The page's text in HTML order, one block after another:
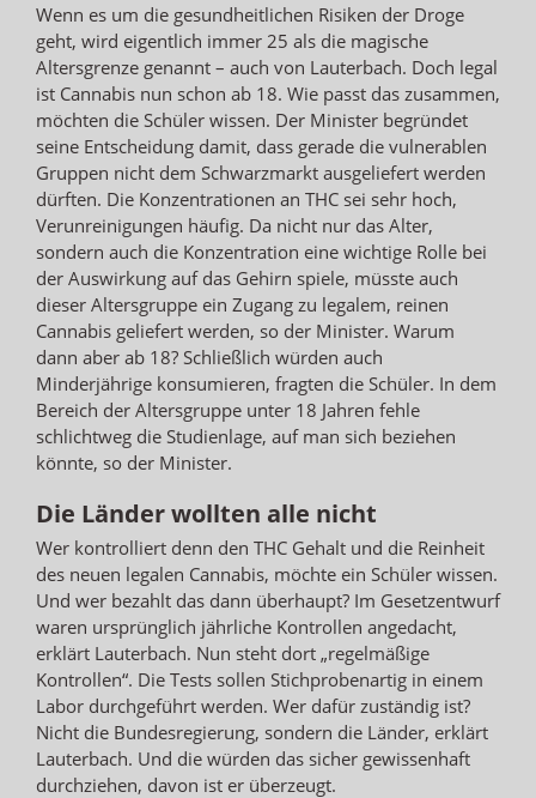
Wenn es um die gesundheitlichen Risiken der Droge
geht, wird eigentlich immer 25 als die magische
Altersgrenze genannt – auch von Lauterbach. Doch legal
ist Cannabis nun schon ab 18. Wie passt das zusammen,
möchten die Schüler wissen. Der Minister begründet
seine Entscheidung damit, dass gerade die vulnerablen
Gruppen nicht dem Schwarzmarkt ausgeliefert werden
dürften. Die Konzentrationen an THC sei sehr hoch,
Verunreinigungen häufig. Da nicht nur das Alter,
sondern auch die Konzentration eine wichtige Rolle bei
der Auswirkung auf das Gehirn spiele, müsste auch
dieser Altersgruppe ein Zugang zu legalem, reinen
Cannabis geliefert werden, so der Minister. Warum
dann aber ab 18? Schließlich würden auch
Minderjährige konsumieren, fragten die Schüler. In dem
Bereich der Altersgruppe unter 18 Jahren fehle
schlichtweg die Studienlage, auf man sich beziehen
könnte, so der Minister.
Die Länder wollten alle nicht
Wer kontrolliert denn den THC Gehalt und die Reinheit
des neuen legalen Cannabis, möchte ein Schüler wissen.
Und wer bezahlt das dann überhaupt? Im Gesetzentwurf
waren ursprünglich jährliche Kontrollen angedacht,
erklärt Lauterbach. Nun steht dort „regelmäßige
Kontrollen“. Die Tests sollen Stichprobenartig in einem
Labor durchgeführt werden. Wer dafür zuständig ist?
Nicht die Bundesregierung, sondern die Länder, erklärt
Lauterbach. Und die würden das sicher gewissenhaft
durchziehen, davon ist er überzeugt.